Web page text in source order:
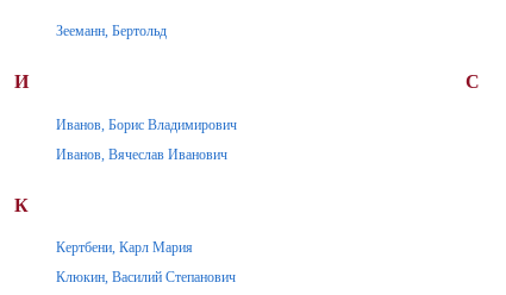
Зееманн, Бертольд
И
Иванов, Борис Владимирович
Иванов, Вячеслав Иванович
К
Кертбени, Карл Мария
Клюкин, Василий Степанович
С